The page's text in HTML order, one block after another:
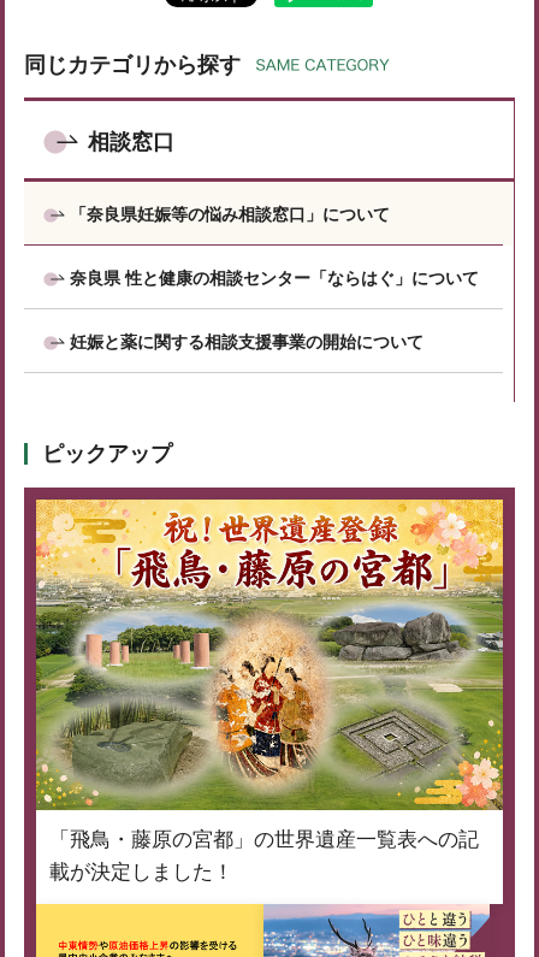
同じカテゴリから探す
相談窓口
「奈良県妊娠等の悩み相談窓口」について
奈良県 性と健康の相談センター「ならはぐ」について
妊娠と薬に関する相談支援事業の開始について
ピックアップ
「飛鳥・藤原の宮都」の世界遺産一覧表への記
載が決定しました！